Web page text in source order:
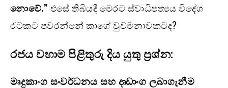
නොවේ.” එසේ තිබියදී මෙරට ස්වාධිපත්‍යය විදේශ
රටකට පවරන්නේ කාගේ වුවමනාවකටද?
රජය වහාම පිළිතුරු දිය යුතු ප්‍රශ්න:
මෘදුකාංග සංවර්ධනය සහ දෘඩාංග ලබාගැනීම